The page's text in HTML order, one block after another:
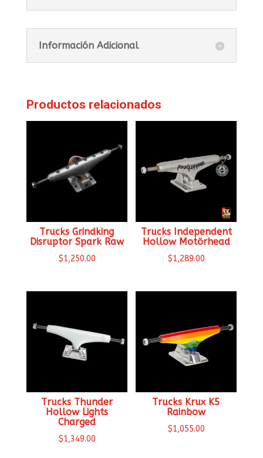
Información Adicional
Productos relacionados
Trucks Grindking
Disruptor Spark Raw
$1,250.00
Trucks Independent
Hollow Motörhead
$1,289.00
Trucks Thunder
Hollow Lights
Charged
$1,349.00
Trucks Krux K5
Rainbow
$1,055.00